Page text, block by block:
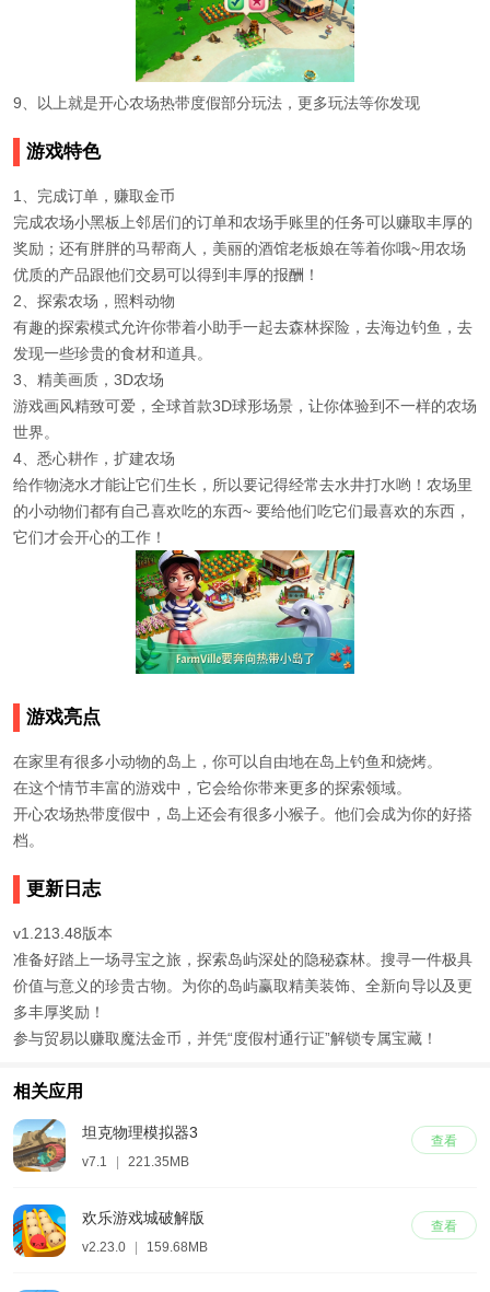
9、以上就是开心农场热带度假部分玩法，更多玩法等你发现
游戏特色
1、完成订单，赚取金币
完成农场小黑板上邻居们的订单和农场手账里的任务可以赚取丰厚的
奖励；还有胖胖的马帮商人，美丽的酒馆老板娘在等着你哦~用农场
优质的产品跟他们交易可以得到丰厚的报酬！
2、探索农场，照料动物
有趣的探索模式允许你带着小助手一起去森林探险，去海边钓鱼，去
发现一些珍贵的食材和道具。
3、精美画质，3D农场
游戏画风精致可爱，全球首款3D球形场景，让你体验到不一样的农场
世界。
4、悉心耕作，扩建农场
给作物浇水才能让它们生长，所以要记得经常去水井打水哟！农场里
的小动物们都有自己喜欢吃的东西~ 要给他们吃它们最喜欢的东西，
它们才会开心的工作！
游戏亮点
在家里有很多小动物的岛上，你可以自由地在岛上钓鱼和烧烤。
在这个情节丰富的游戏中，它会给你带来更多的探索领域。
开心农场热带度假中，岛上还会有很多小猴子。他们会成为你的好搭
档。
更新日志
v1.213.48版本
准备好踏上一场寻宝之旅，探索岛屿深处的隐秘森林。搜寻一件极具
价值与意义的珍贵古物。为你的岛屿赢取精美装饰、全新向导以及更
多丰厚奖励！
参与贸易以赚取魔法金币，并凭“度假村通行证”解锁专属宝藏！
相关应用
查看
坦克物理模拟器3
v7.1 | 221.35MB
查看
欢乐游戏城破解版
v2.23.0 | 159.68MB